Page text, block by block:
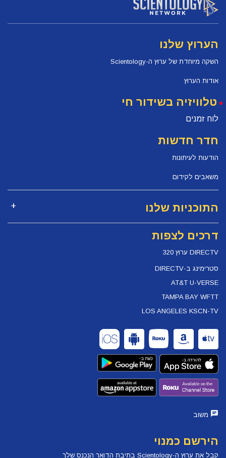
הערוץ שלנו
השקה מיוחדת של ערוץ ה-Scientology
אודות הערוץ
טלוויזיה בשידור חי
לוח זמנים
חדר חדשות
הודעות לעיתונות
משאבים לקידום
התוכניות שלנו
דרכים לצפות
DIRECTV ערוץ 320
סטרימינג ב-DIRECTV
AT&T U-VERSE
TAMPA BAY WFTT
LOS ANGELES KSCN-TV
משוב
הירשם כמנוי
קבל את ערוץ ה-Scientology בתיבת הדואר הנכנס שלך